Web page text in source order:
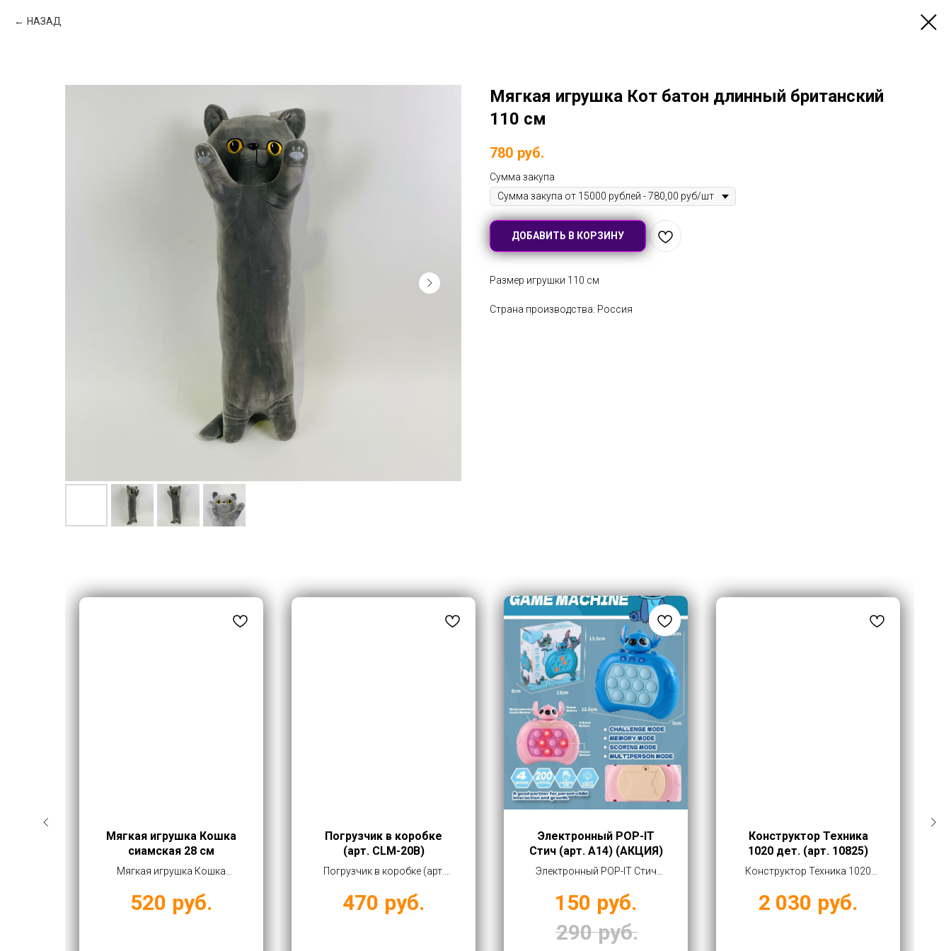
НАЗАД
Мягкая игрушка Кот батон длинный британский
110 см
780 руб.
Сумма закупа
ДОБАВИТЬ В КОРЗИНУ
Размер игрушки 110 см
Страна производства: Россия
Мягкая игрушка Кошка
сиамская 28 см
Мягкая игрушка Кошка
от 520 руб
520 руб.
Погрузчик в коробке
(арт. CLM-20B)
Погрузчик в коробке (арт.
470 руб
470 руб.
Электронный POP-IT
Стич (арт. A14) (АКЦИЯ)
Электронный POP-IT Стич
оптом от 150 руб
150 руб.
290 руб.
Конструктор Техника
1020 дет. (арт. 10825)
Конструктор Техника 1020
от 2030 руб
2 030 руб.